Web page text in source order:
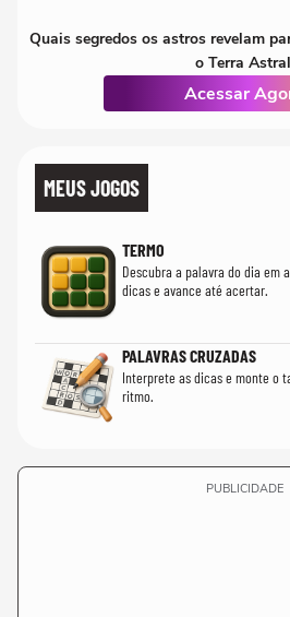
Quais segredos os astros revelam
o Terra
Acessar
MEUS JOGOS
TERMO
Descubra a palavra do dia em
dicas e avance até acertar.
PALAVRAS CRUZADAS
Interprete as dicas e monte o
ritmo.
PUBLICIDADE